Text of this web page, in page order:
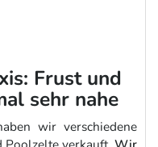
Frust und
sehr nahe
wir verschiedene